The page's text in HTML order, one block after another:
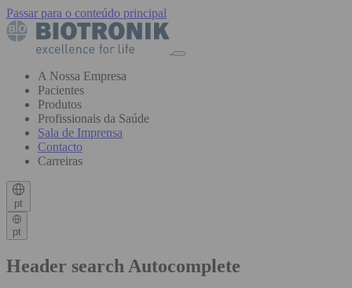
Passar para o conteúdo principal
A Nossa Empresa
Pacientes
Produtos
Profissionais da Saúde
Sala de Imprensa
Contacto
Carreiras
pt
pt
Header search Autocomplete